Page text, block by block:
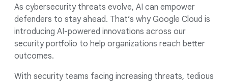
As cybersecurity threats evolve, AI can empower
defenders to stay ahead. That’s why Google Cloud is
introducing AI-powered innovations across our
security portfolio to help organizations reach better
outcomes.
With security teams facing increasing threats, tedious